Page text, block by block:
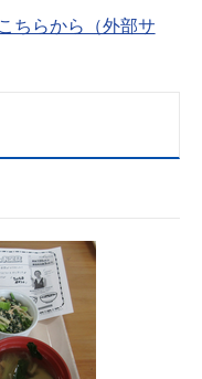
ちらから（外部サ